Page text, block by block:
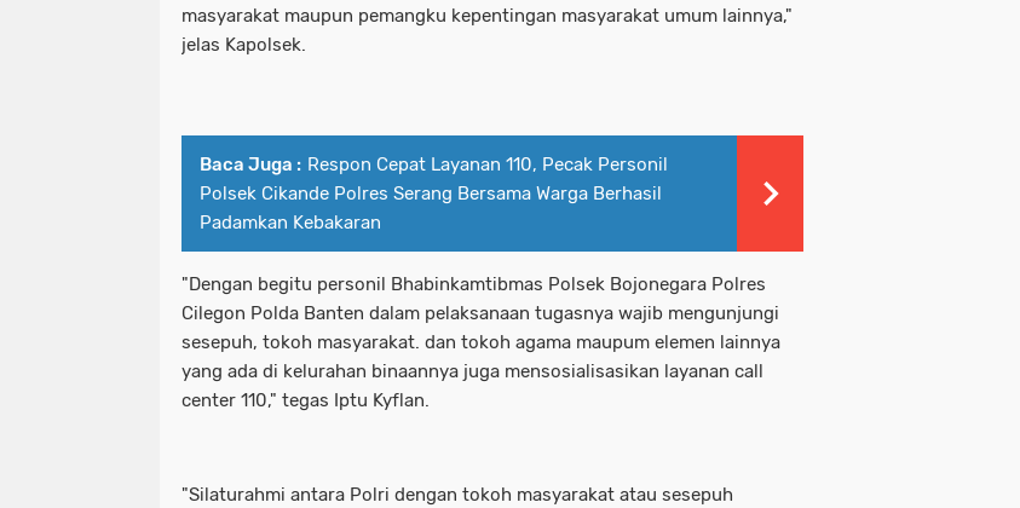
masyarakat maupun pemangku kepentingan masyarakat umum lainnya,"
jelas Kapolsek.
Baca Juga : Respon Cepat Layanan 110, Pecak Personil
Polsek Cikande Polres Serang Bersama Warga Berhasil
Padamkan Kebakaran
"Dengan begitu personil Bhabinkamtibmas Polsek Bojonegara Polres
Cilegon Polda Banten dalam pelaksanaan tugasnya wajib mengunjungi
sesepuh, tokoh masyarakat. dan tokoh agama maupum elemen lainnya
yang ada di kelurahan binaannya juga mensosialisasikan layanan call
center 110," tegas Iptu Kyflan.
"Silaturahmi antara Polri dengan tokoh masyarakat atau sesepuh